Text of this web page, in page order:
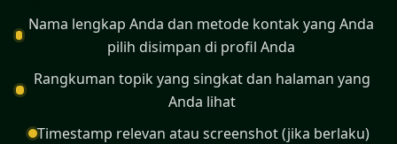
Nama lengkap Anda dan metode kontak yang Anda
pilih disimpan di profil Anda
Rangkuman topik yang singkat dan halaman yang
Anda lihat
Timestamp relevan atau screenshot (jika berlaku)